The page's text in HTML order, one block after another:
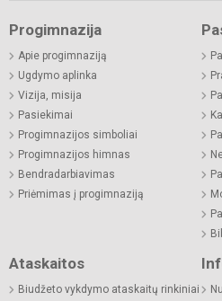
Progimnazija
Apie progimnaziją
Ugdymo aplinka
Vizija, misija
Pasiekimai
Progimnazijos simboliai
Progimnazijos himnas
Bendradarbiavimas
Priėmimas į progimnaziją
Ataskaitos
Biudžeto vykdymo ataskaitų rinkiniai